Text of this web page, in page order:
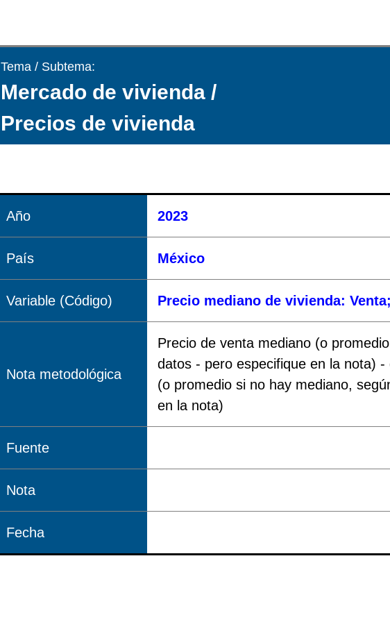
Tema / Subtema:
Mercado de vivienda /
Precios de vivienda
Año 2023
País México
Variable (Código) Precio mediano de vivienda:
Nota metodológica
Precio de venta mediano (o
datos - pero especifique en la nota)
(o promedio si no hay mediano,
en la nota)
Fuente
Nota
Fecha